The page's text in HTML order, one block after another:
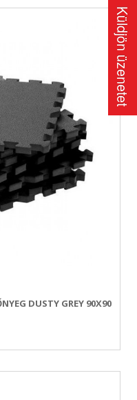
DUSTY GREY 90X90
Küldjön üzenetet